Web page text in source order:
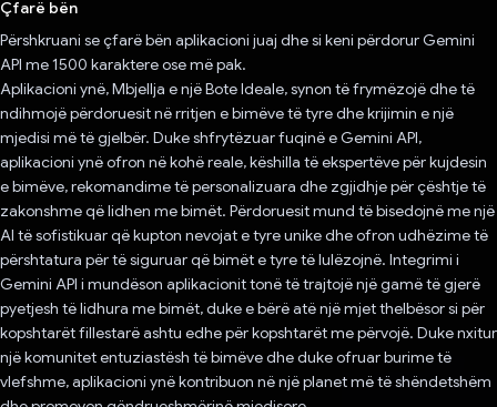
Çfarë bën
Përshkruani se çfarë bën aplikacioni juaj dhe si keni përdorur Gemini
API me 1500 karaktere ose më pak.
Aplikacioni ynë, Mbjellja e një Bote Ideale, synon të frymëzojë dhe të
ndihmojë përdoruesit në rritjen e bimëve të tyre dhe krijimin e një
mjedisi më të gjelbër. Duke shfrytëzuar fuqinë e Gemini API,
aplikacioni ynë ofron në kohë reale, këshilla të ekspertëve për kujdesin
e bimëve, rekomandime të personalizuara dhe zgjidhje për çështje të
zakonshme që lidhen me bimët. Përdoruesit mund të bisedojnë me një
AI të sofistikuar që kupton nevojat e tyre unike dhe ofron udhëzime të
përshtatura për të siguruar që bimët e tyre të lulëzojnë. Integrimi i
Gemini API i mundëson aplikacionit tonë të trajtojë një gamë të gjerë
pyetjesh të lidhura me bimët, duke e bërë atë një mjet thelbësor si për
kopshtarët fillestarë ashtu edhe për kopshtarët me përvojë. Duke nxitur
një komunitet entuziastësh të bimëve dhe duke ofruar burime të
vlefshme, aplikacioni ynë kontribuon në një planet më të shëndetshëm